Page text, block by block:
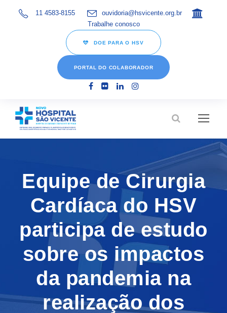
11 4583-8155
ouvidoria@hsvicente.org.br
Trabalhe conosco
DOE PARA O HSV
PORTAL DO COLABORADOR
Equipe de Cirurgia
Cardíaca do HSV
participa de estudo
sobre os impactos
da pandemia na
realização dos